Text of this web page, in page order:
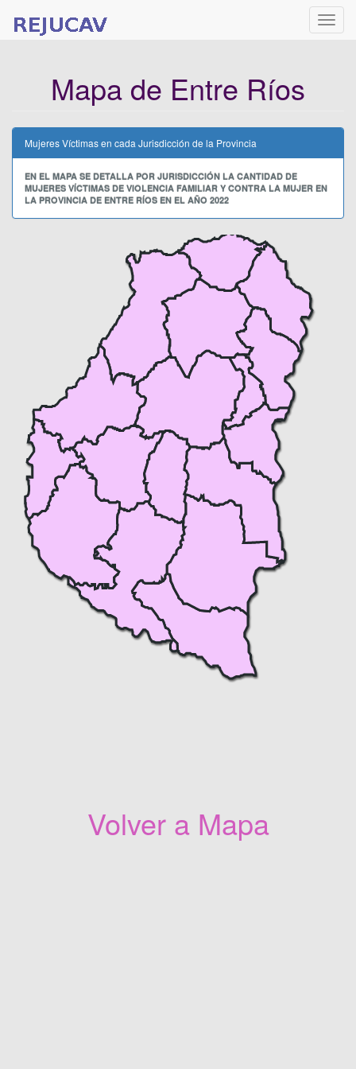
Mapa de Entre Ríos
Mujeres Víctimas en cada Jurisdicción de la Provincia
EN EL MAPA SE DETALLA POR JURISDICCIÓN LA CANTIDAD DE
MUJERES VÍCTIMAS DE VIOLENCIA FAMILIAR Y CONTRA LA MUJER EN
LA PROVINCIA DE ENTRE RÍOS EN EL AÑO 2022
Volver a Mapa